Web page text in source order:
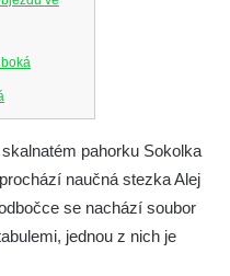
pahorku Sokolka
naučná stezka Alej
se nachází soubor
jednou z nich je